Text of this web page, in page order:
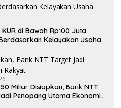
di Bawah Rp100 Juta
Kelayakan Usaha
Miliar Disiapkan, Bank NTT
Penopang Utama Ekonomi